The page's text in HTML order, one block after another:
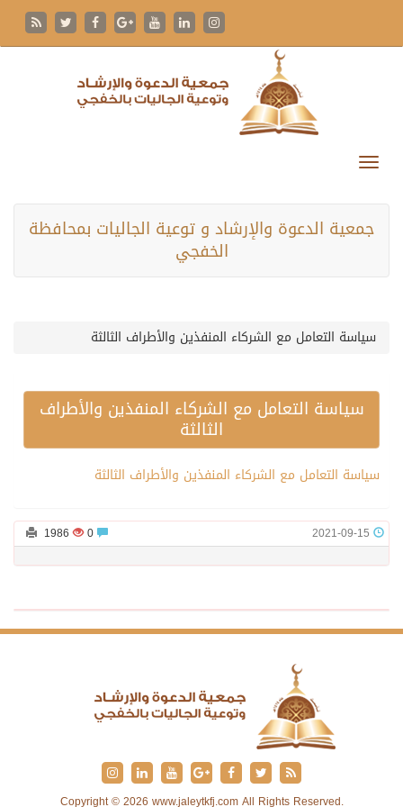
جمعية الدعوة والإرشاد و توعية الجاليات بمحافظة
الخفجي
سياسة التعامل مع الشركاء المنفذين والأطراف الثالثة
سياسة التعامل مع الشركاء المنفذين والأطراف
الثالثة
سياسة التعامل مع الشركاء المنفذين والأطراف الثالثة
2021-09-15
1986
Copyright © 2026 www.jaleytkfj.com All Rights Reserved.